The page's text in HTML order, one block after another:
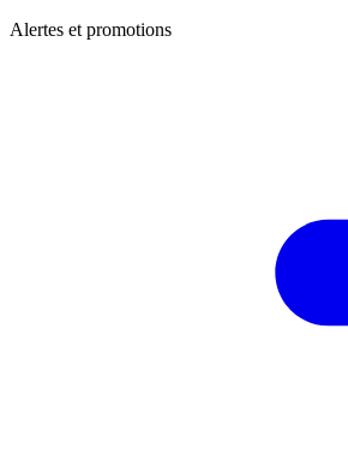
Alertes et promotions